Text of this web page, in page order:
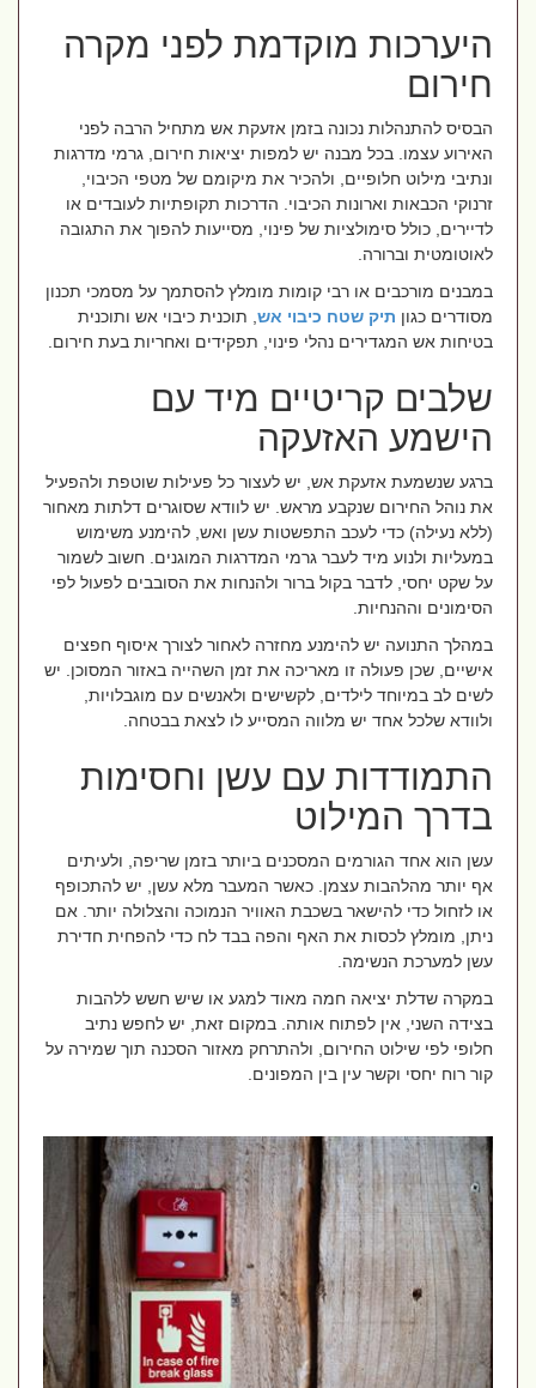
היערכות מוקדמת לפני מקרה
חירום
הבסיס להתנהלות נכונה בזמן אזעקת אש מתחיל הרבה לפני
האירוע עצמו. בכל מבנה יש למפות יציאות חירום, גרמי מדרגות
ונתיבי מילוט חלופיים, ולהכיר את מיקומם של מטפי הכיבוי,
זרנוקי הכבאות וארונות הכיבוי. הדרכות תקופתיות לעובדים או
לדיירים, כולל סימולציות של פינוי, מסייעות להפוך את התגובה
לאוטומטית וברורה.
במבנים מורכבים או רבי קומות מומלץ להסתמך על מסמכי תכנון
מסודרים כגוןתיק שטח כיבוי אש, תוכנית כיבוי אש ותוכנית
בטיחות אש המגדירים נהלי פינוי, תפקידים ואחריות בעת חירום.
שלבים קריטיים מיד עם
הישמע האזעקה
ברגע שנשמעת אזעקת אש, יש לעצור כל פעילות שוטפת ולהפעיל
את נוהל החירום שנקבע מראש. יש לוודא שסוגרים דלתות מאחור
(ללא נעילה) כדי לעכב התפשטות עשן ואש, להימנע משימוש
במעליות ולנוע מיד לעבר גרמי המדרגות המוגנים. חשוב לשמור
על שקט יחסי, לדבר בקול ברור ולהנחות את הסובבים לפעול לפי
הסימונים וההנחיות.
במהלך התנועה יש להימנע מחזרה לאחור לצורך איסוף חפצים
אישיים, שכן פעולה זו מאריכה את זמן השהייה באזור המסוכן. יש
לשים לב במיוחד לילדים, לקשישים ולאנשים עם מוגבלויות,
ולוודא שלכל אחד יש מלווה המסייע לו לצאת בבטחה.
התמודדות עם עשן וחסימות
בדרך המילוט
עשן הוא אחד הגורמים המסכנים ביותר בזמן שריפה, ולעיתים
אף יותר מהלהבות עצמן. כאשר המעבר מלא עשן, יש להתכופף
או לזחול כדי להישאר בשכבת האוויר הנמוכה והצלולה יותר. אם
ניתן, מומלץ לכסות את האף והפה בבד לח כדי להפחית חדירת
עשן למערכת הנשימה.
במקרה שדלת יציאה חמה מאוד למגע או שיש חשש ללהבות
בצידה השני, אין לפתוח אותה. במקום זאת, יש לחפש נתיב
חלופי לפי שילוט החירום, ולהתרחק מאזור הסכנה תוך שמירה על
קור רוח יחסי וקשר עין בין המפונים.